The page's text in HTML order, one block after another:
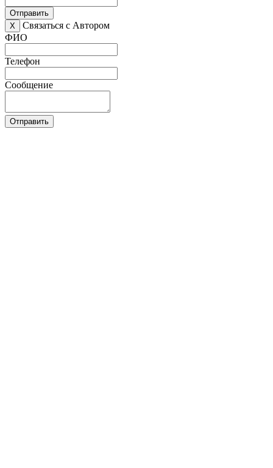
Отправить
X
Связаться с Автором
ФИО
Телефон
Сообщение
Отправить